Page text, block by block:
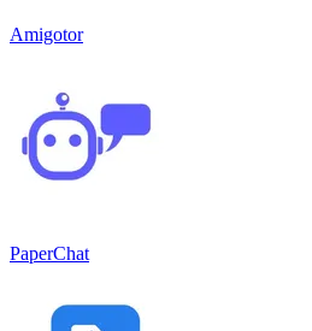
Amigotor
PaperChat